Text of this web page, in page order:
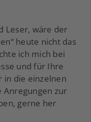
Leser, wäre der
heute nicht das
ich mich bei
und für Ihre
in die einzelnen
Anregungen zur
gerne her